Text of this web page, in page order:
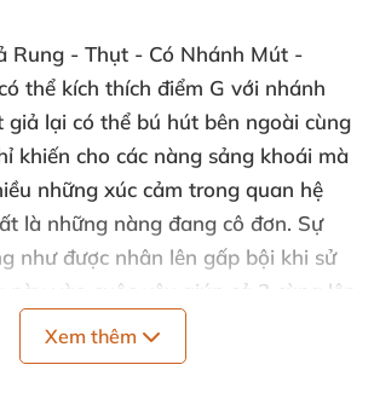
Rung - Thụt - Có Nhánh Mút -
thể kích thích điểm G với nhánh
giả lại có thể bú hút bên ngoài cùng
khiến cho các nàng sảng khoái mà
những xúc cảm trong quan hệ
là những nàng đang cô đơn. Sự
như được nhân lên gấp bội khi sử
này vào cuộc yêu giúp cả 2 cùng lên
Đặc biệt anh chàng
có thể rung lên bần bật lại
Xem thêm